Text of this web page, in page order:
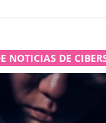
NOTICIAS DE